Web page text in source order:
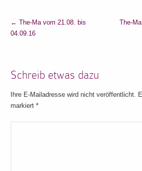
← The-Ma vom 21.08. bis
04.09.16
The-
Schreib etwas dazu
Ihre E-Mailadresse wird nicht veröffentlicht.
markiert*